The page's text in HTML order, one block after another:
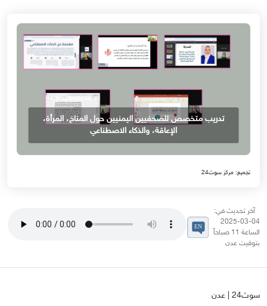
تدريب متخصص للصحفيين اليمنيين حول المناخ، المرأة،
الإعاقة، والذكاء الاصطناعي
تجميع: مركز سوث24
آخر تحديث في:
04-03-2025
الساعة 11 صباحاً
بتوقيت عدن
سوث24 | عدن